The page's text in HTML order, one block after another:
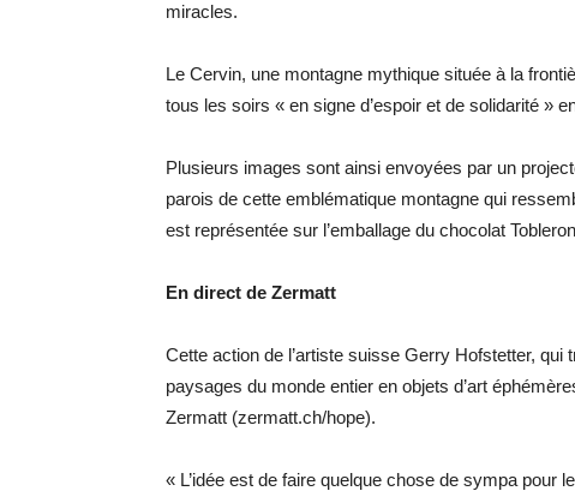
miracles.
Le Cervin, une montagne mythique située à la
tous les soirs « en signe d’espoir et de solidarité »
Plusieurs images sont ainsi envoyées par un
parois de cette emblématique montagne qui
est représentée sur l’emballage du chocolat
En direct de Zermatt
Cette action de l’artiste suisse Gerry Hofstetter,
paysages du monde entier en objets d’art
Zermatt (zermatt.ch/hope).
« L’idée est de faire quelque chose de sympa pour